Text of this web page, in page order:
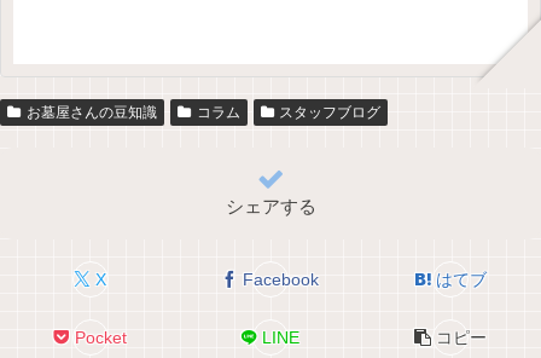
お墓屋さんの豆知識 コラム スタッフブログ
シェアする
X Facebook はてブ
Pocket LINE コピー